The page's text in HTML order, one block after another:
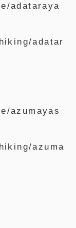
adataraya
adatar
azumayas
azuma